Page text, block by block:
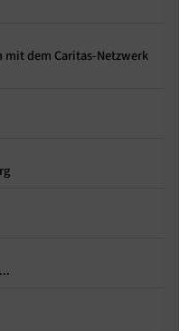
dem Caritas-Netzwerk